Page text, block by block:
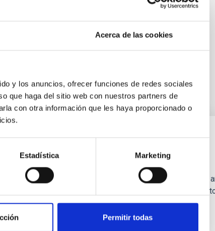
Acerca de las cookies
y los anuncios, ofrecer funciones de redes sociales
que haga del sitio web con nuestros partners de
con otra información que les haya proporcionado o
Estadística Marketing
Permitir todas
Cloud and Core Scales
magnetic field orientation of star-forming dense cores
angular momentum vectors appear random with respect